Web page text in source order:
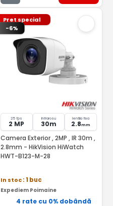
Pret special
-6%
25 fps
2 MP
Infrarosu
30m
lentila fixa
2.8mm
Camera Exterior , 2MP , IR 30m ,
2.8mm - HikVision HiWatch
HWT-B123-M-28
In stoc: 1 buc
Expediem Poimaine
4 rate cu 0% dobândă